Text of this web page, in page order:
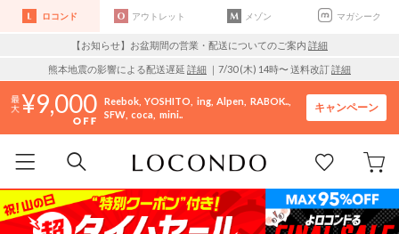
ロコンド アウトレット メゾン マガシーク
【お知らせ】お盆期間の営業・配送についてのご案内 詳細
熊本地震の影響による配送遅延 詳細 ｜7/30 (木) 14時〜 送料改訂詳細
9,000 Reebok YOSHITO ing Alpen
RABOK..
SFW coca mini..
キャンペーン